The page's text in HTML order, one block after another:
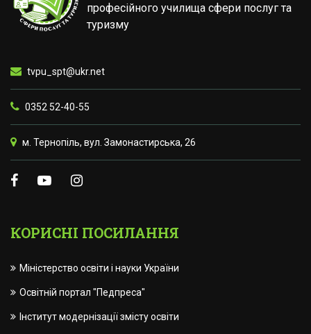
професійного училища сфери послуг та
туризму
tvpu_spt@ukr.net
0352 52-40-55
м. Тернопіль, вул. Замонастирська, 26
КОРИСНІ ПОСИЛАННЯ
Міністерство освіти і науки України
Освітній портал "Педпреса"
Інститут модернізації змісту освіти